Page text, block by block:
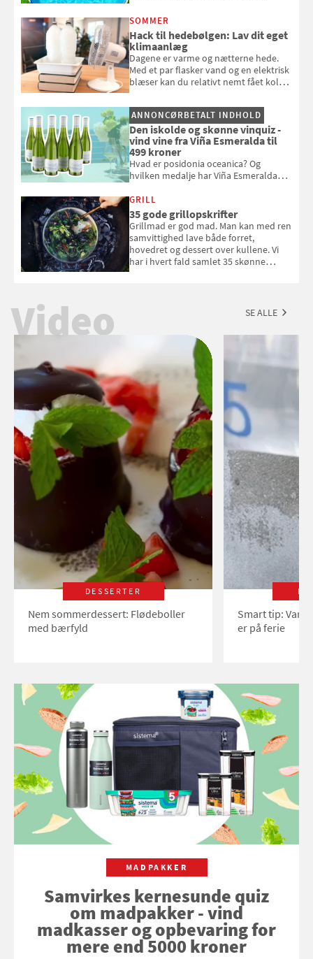
opmærksom, når du smider
badebassinet eller et badedyr ud
SOMMER
Hack til hedebølgen: Lav dit eget
klimaanlæg
Dagene er varme og nætterne hede.
Med et par flasker vand og en elektrisk
blæser kan du relativt nemt fået koldt
og se, hvordan du gør
ANNONCØRBETALT INDHOLD
Den iskolde og skønne vinquiz -
vind vine fra Viña Esmeralda til
499 kroner
Hvad er posidonia oceanica? Og
hvilken medalje har Viña Esmeralda
med i Samvirkes skønne vinquiz, hvor
du kan vinde 6 flasker vin fra Viña
Esmeralda. Konkurrencen slutter 1.
september 2026.
GRILL
35 gode grillopskrifter
Grillmad er god mad. Man kan med ren
samvittighed lave både forret,
hovedret og dessert over kullene. Vi
har i hvert fald samlet 35 skønne
Video SE ALLE
DESSERTER
Nem sommerdessert: Flødeboller
med bærfyld
Smart tip:
er på ferie
MADPAKKER
Samvirkes kernesunde quiz
om madpakker - vind
madkasser og opbevaring for
mere end 5000 kroner